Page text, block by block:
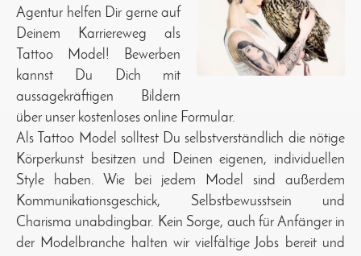
Agentur helfen Dir gerne auf
Deinem Karriereweg als
Tattoo Model! Bewerben
kannst Du Dich mit
aussagekräftigen Bildern
über unser kostenloses online Formular.
Als Tattoo Model solltest Du selbstverständlich die nötige
Körperkunst besitzen und Deinen eigenen, individuellen
Style haben. Wie bei jedem Model sind außerdem
Kommunikationsgeschick, Selbstbewusstsein und
Charisma unabdingbar. Kein Sorge, auch für Anfänger in
der Modelbranche halten wir vielfältige Jobs bereit und